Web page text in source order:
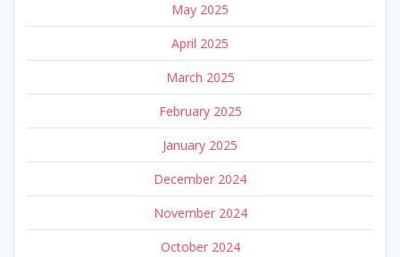
May 2025
April 2025
March 2025
February 2025
January 2025
December 2024
November 2024
October 2024